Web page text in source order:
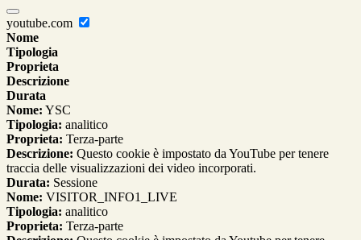
youtube.com
Nome
Tipologia
Proprieta
Descrizione
Durata
Nome: YSC
Tipologia: analitico
Proprieta: Terza-parte
Descrizione: Questo cookie è impostato da YouTube per tenere
traccia delle visualizzazioni dei video incorporati.
Durata: Sessione
Nome: VISITOR_INFO1_LIVE
Tipologia: analitico
Proprieta: Terza-parte